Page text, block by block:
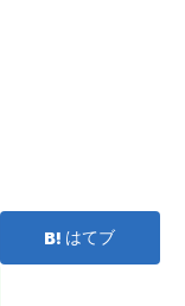
はてブ